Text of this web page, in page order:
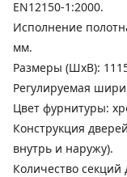
EN12150-1:2000.
Исполнение
мм.
Размеры (ШхВ):
Регулируемая
Цвет фурнитуры:
Конструкция
внутрь и наружу).
Количество секций